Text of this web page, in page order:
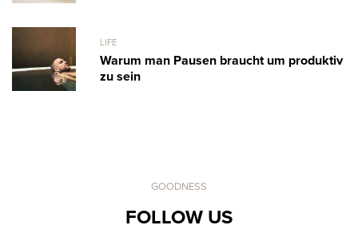
LIFE
Warum man Pausen braucht um produktiv
zu sein
GOODNESS
FOLLOW US